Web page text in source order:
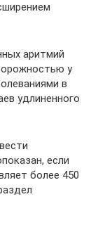
аритмий
у
в
удлиненного
если
более 450